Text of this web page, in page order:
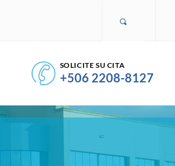
SOLICITE SU CITA
+506 2208-8127